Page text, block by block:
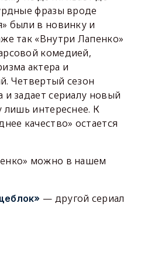
фразы вроде
были в новинку и
так «Внутри Лапенко»
комедией,
актера и
Четвертый сезон
и задает сериалу новый
лишь интереснее. К
качество» остается
можно в нашем
— другой сериал